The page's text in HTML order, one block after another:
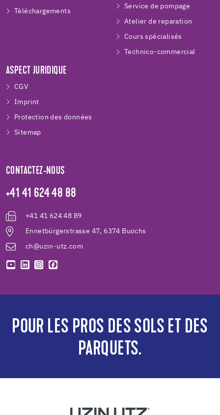
Téléchargements
Service de pompage
Atelier de reparation
Cours spécialisés
Technico-commercial
ASPECT JURIDIQUE
CGV
Imprint
Protection des données
Sitemap
CONTACTEZ-NOUS
+41 41 624 48 88
+41 41 624 48 89
Ennetbürgerstrasse 47, 6374 Buochs
ch@uzin-utz.com
POUR LES PROS DES SOLS ET DES
PARQUETS.